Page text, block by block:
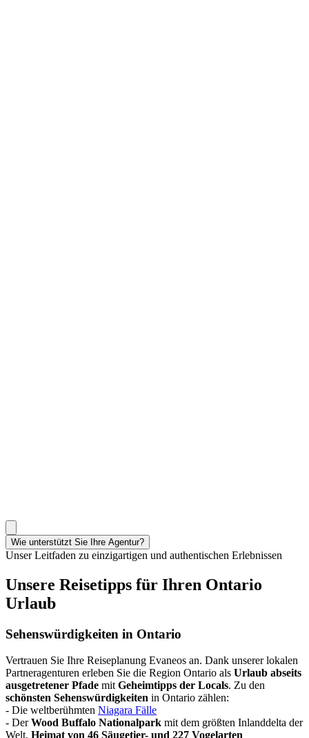
Wie unterstützt Sie Ihre Agentur?
Unser Leitfaden zu einzigartigen und authentischen Erlebnissen
Unsere Reisetipps für Ihren Ontario
Urlaub
Sehenswürdigkeiten in Ontario
Vertrauen Sie Ihre Reiseplanung Evaneos an. Dank unserer lokalen
Partneragenturen erleben Sie die Region Ontario als Urlaub abseits
ausgetretener Pfade mit Geheimtipps der Locals. Zu den
schönsten Sehenswürdigkeiten in Ontario zählen:
- Die weltberühmten Niagara Fälle
- DerWood Buffalo Nationalpark mit dem größten Inlanddelta der
Welt, Heimat von 46 Säugetier- und 227 Vogelarten